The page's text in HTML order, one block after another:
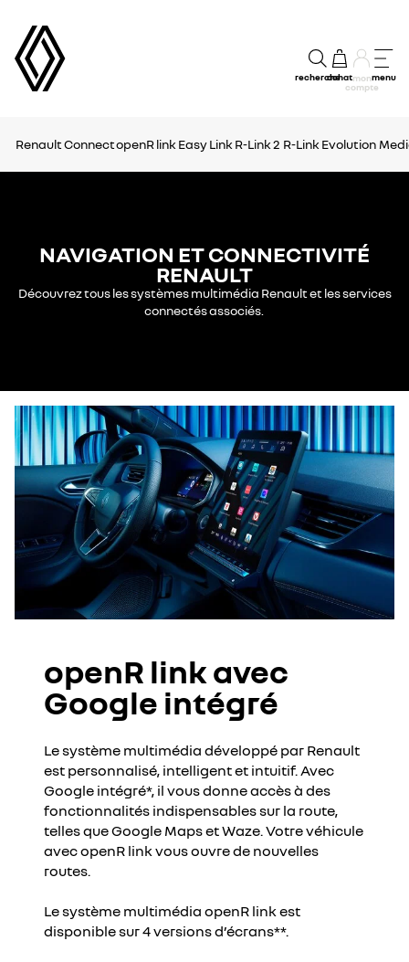
rechercheachatmon
compte
menu
Renault ConnectopenR linkEasy LinkR-Link 2 R-Link Evolution
NAVIGATION ET CONNECTIVITÉ
RENAULT
Découvrez tous les systèmes multimédia Renault et les services
connectés associés.
openR link avec
Google intégré
Le système multimédia développé par Renault
est personnalisé, intelligent et intuitif. Avec
Google intégré*, il vous donne accès à des
fonctionnalités indispensables sur la route,
telles que Google Maps et Waze. Votre véhicule
avec openR link vous ouvre de nouvelles
routes.
Le système multimédia openR link est
disponible sur 4 versions d’écrans**.